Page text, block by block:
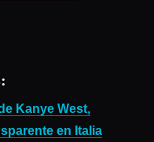
Kanye West,
en Italia